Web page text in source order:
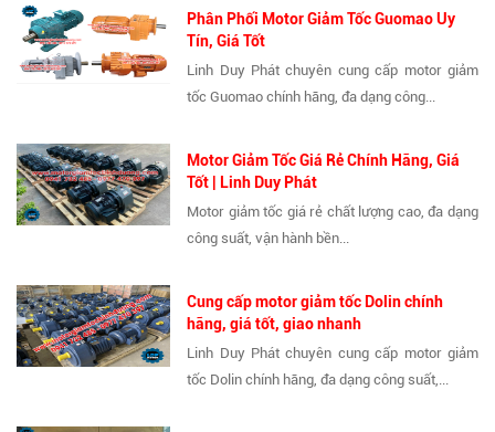
Phân Phối Motor Giảm Tốc Guomao Uy
Tín, Giá Tốt
Linh Duy Phát chuyên cung cấp motor giảm
tốc Guomao chính hãng, đa dạng công...
Motor Giảm Tốc Giá Rẻ Chính Hãng, Giá
Tốt | Linh Duy Phát
Motor giảm tốc giá rẻ chất lượng cao, đa dạng
công suất, vận hành bền...
Cung cấp motor giảm tốc Dolin chính
hãng, giá tốt, giao nhanh
Linh Duy Phát chuyên cung cấp motor giảm
tốc Dolin chính hãng, đa dạng công suất,...